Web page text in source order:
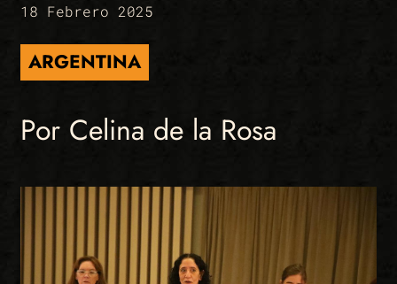
18 Febrero 2025
ARGENTINA
Por Celina de la Rosa